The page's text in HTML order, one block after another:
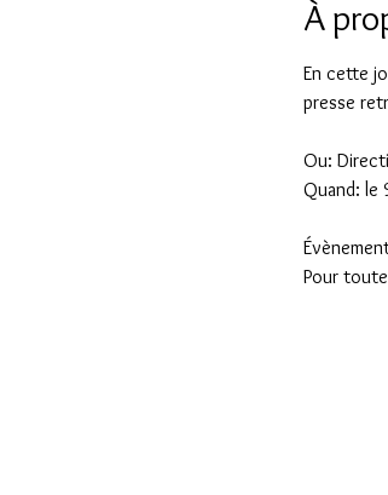
À
En cette
presse
Ou:
Quand: le
Pour